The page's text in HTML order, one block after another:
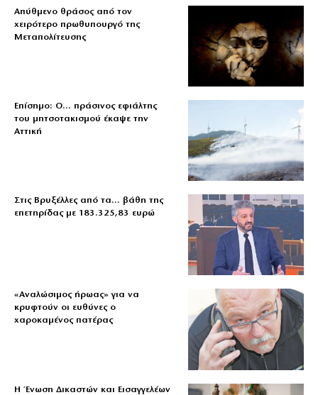
Απύθμενο θράσος από τον
χειρότερο πρωθυπουργό της
Μεταπολίτευσης
Επίσημο: Ο… πράσινος εφιάλτης
του μητσοτακισμού έκαψε την
Αττική
Στις Βρυξέλλες από τα… βάθη της
επετηρίδας με 183.325,83 ευρώ
«Aναλώσιμος ήρωας» για να
κρυφτούν οι ευθύνες ο
χαροκαμένος πατέρας
Η Ένωση Δικαστών και Εισαγγελέων